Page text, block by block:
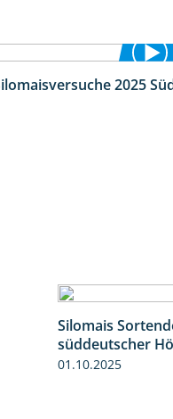
5:36
2025
Silomais
süddeutscher
01.10.2025